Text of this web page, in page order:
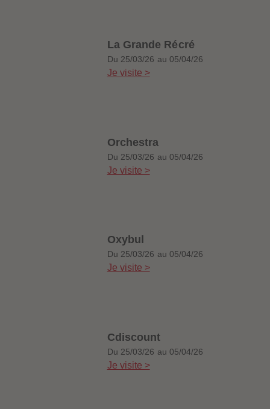
La Grande Récré
Du 25/03/26 au 05/04/26
Je visite >
Orchestra
Du 25/03/26 au 05/04/26
Je visite >
Oxybul
Du 25/03/26 au 05/04/26
Je visite >
Cdiscount
Du 25/03/26 au 05/04/26
Je visite >